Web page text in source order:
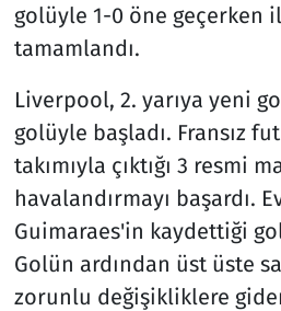
golüyle 1-0 öne geçerken
tamamlandı.
Liverpool, 2. yarıya yeni
golüyle başladı. Fransız
takımıyla çıktığı 3 resmi
havalandırmayı başardı.
Guimaraes'in kaydettiği
Golün ardından üst üste
zorunlu değişikliklere